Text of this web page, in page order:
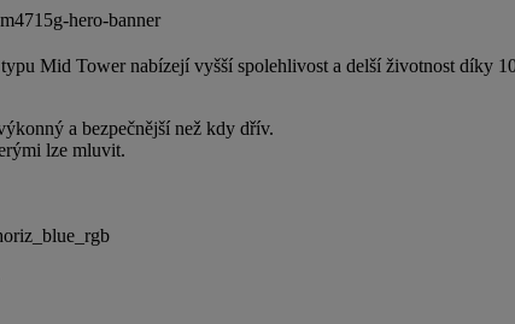
Mid Tower nabízejí vyšší spolehlivost a delší životnost díky
a bezpečnější než kdy dřív.
lze mluvit.